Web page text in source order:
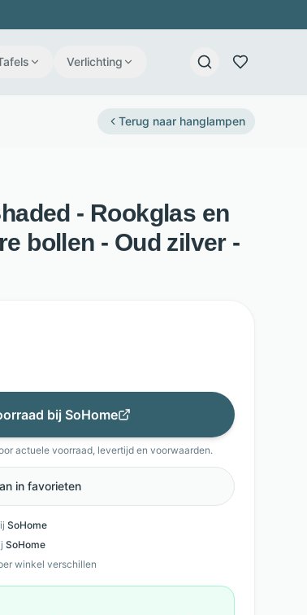
Verlichting
Terug naar hanglampen
- Rookglas en
bollen - Oud zilver -
bij SoHome
actuele voorraad, levertijd en voorwaarden.
in favorieten
SoHome
SoHome
winkel verschillen